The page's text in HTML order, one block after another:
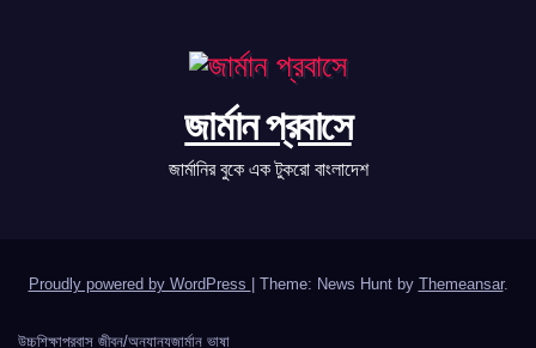
জার্মান প্রবাসে
জার্মানির বুকে এক টুকরো বাংলাদেশ
Proudly powered by WordPress Theme: News Hunt by Themeansar.
উচ্চশিক্ষাপ্রবাস জীবন/অন্যান্যজার্মান ভাষা